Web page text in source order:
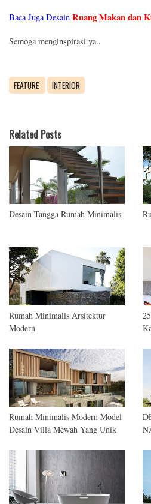
Baca Juga Desain Ruang Makan dan
Semoga menginspirasi ya..
FEATURE INTERIOR
Related Posts
Desain Tangga Rumah Minimalis
Rumah Minimalis Arsitektur
Modern
Rumah Minimalis Modern Model
Desain Villa Mewah Yang Unik